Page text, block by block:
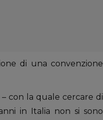
di una convenzione
con la quale cercare di
in Italia non si sono